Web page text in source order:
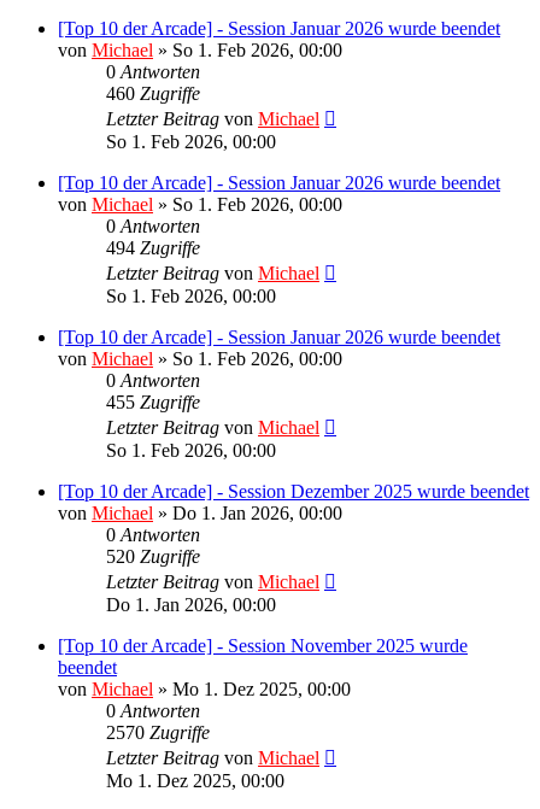
[Top 10 der Arcade] - Session Januar 2026 wurde beendet
von Michael » So 1. Feb 2026, 00:00
0 Antworten
460 Zugriffe
Letzter Beitrag von Michael
So 1. Feb 2026, 00:00
[Top 10 der Arcade] - Session Januar 2026 wurde beendet
von Michael » So 1. Feb 2026, 00:00
0 Antworten
494 Zugriffe
Letzter Beitrag von Michael
So 1. Feb 2026, 00:00
[Top 10 der Arcade] - Session Januar 2026 wurde beendet
von Michael » So 1. Feb 2026, 00:00
0 Antworten
455 Zugriffe
Letzter Beitrag von Michael
So 1. Feb 2026, 00:00
[Top 10 der Arcade] - Session Dezember 2025 wurde beendet
von Michael » Do 1. Jan 2026, 00:00
0 Antworten
520 Zugriffe
Letzter Beitrag von Michael
Do 1. Jan 2026, 00:00
[Top 10 der Arcade] - Session November 2025 wurde
beendet
von Michael » Mo 1. Dez 2025, 00:00
0 Antworten
2570 Zugriffe
Letzter Beitrag von Michael
Mo 1. Dez 2025, 00:00